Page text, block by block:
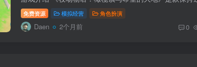
免费资源 模拟经营 角色扮演
Daen 2个月前 0